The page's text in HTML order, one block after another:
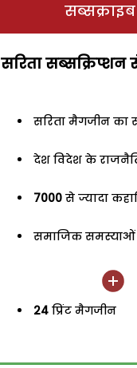
सरिता
सरिता मैगजीन का
देश विदेश के
7000 से ज्यादा
समाजिक
24 प्रिंट मैगजीन